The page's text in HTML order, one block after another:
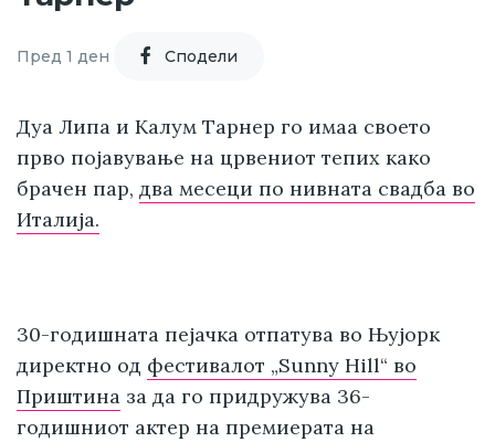
Пред 1 ден Cподели
Дуа Липа и Калум Тарнер го имаа своето
прво појавување на црвениот тепих како
брачен пар, два месеци по нивната свадба во
Италија.
30-годишната пејачка отпатува во Њујорк
директно од фестивалот „Sunny Hill“ во
Приштина за да го придружува 36-
годишниот актер на премиерата на